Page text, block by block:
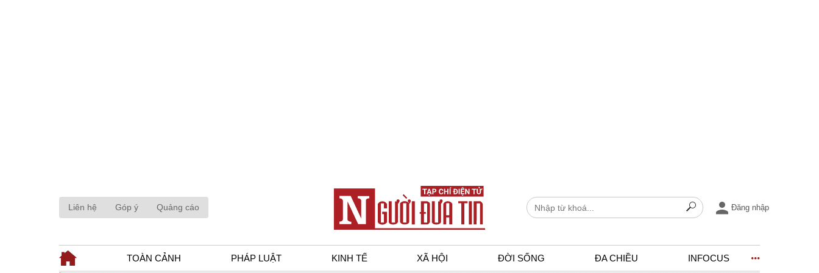
Liên hệ Góp ý Quảng cáo Đăng nhập
TOÀN CẢNH PHÁP LUẬT KINH TẾ XÃ HỘI ĐỜI SỐNG ĐA CHIỀU INFOCUS